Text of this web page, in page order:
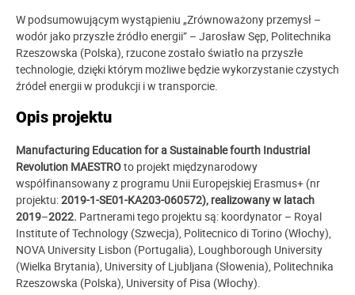
W podsumowującym wystąpieniu „Zrównoważony przemysł –
wodór jako przyszłe źródło energii” – Jarosław Sęp, Politechnika
Rzeszowska (Polska), rzucone zostało światło na przyszłe
technologie, dzięki którym możliwe będzie wykorzystanie czystych
źródeł energii w produkcji i w transporcie.
Opis projektu
Manufacturing Education for a Sustainable fourth Industrial
Revolution MAESTROto projekt międzynarodowy
współfinansowany z programu Unii Europejskiej Erasmus+ (nr
projektu:2019-1-SE01-KA203-060572), realizowany w latach
2019–2022. Partnerami tego projektu są: koordynator – Royal
Institute of Technology (Szwecja), Politecnico di Torino (Włochy),
NOVA University Lisbon (Portugalia), Loughborough University
(Wielka Brytania), University of Ljubljana (Słowenia), Politechnika
Rzeszowska (Polska), University of Pisa (Włochy).